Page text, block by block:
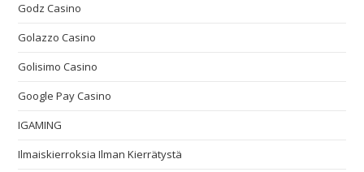
Godz Casino
Golazzo Casino
Golisimo Casino
Google Pay Casino
IGAMING
Ilmaiskierroksia Ilman Kierrätystä